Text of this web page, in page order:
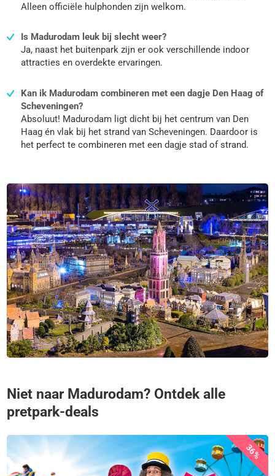
Alleen officiële hulphonden zijn welkom.
Is Madurodam leuk bij slecht weer?
Ja, naast het buitenpark zijn er ook verschillende indoor
attracties en overdekte ervaringen.
Kan ik Madurodam combineren met een dagje Den Haag of
Scheveningen?
Absoluut! Madurodam ligt dicht bij het centrum van Den
Haag én vlak bij het strand van Scheveningen. Daardoor is
het perfect te combineren met een dagje stad of strand.
Niet naar Madurodam? Ontdek alle
pretpark-deals
36%